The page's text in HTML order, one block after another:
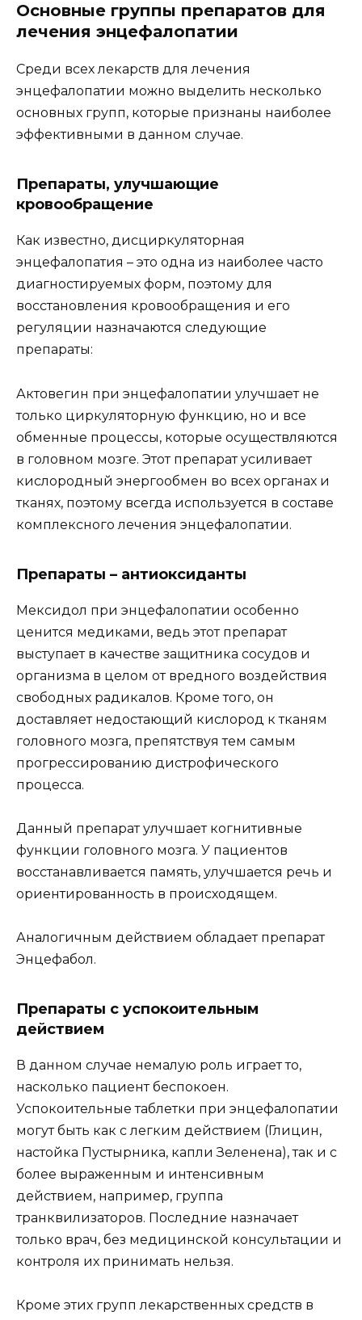
Основные группы препаратов для
лечения энцефалопатии
Среди всех лекарств для лечения
энцефалопатии можно выделить несколько
основных групп, которые признаны наиболее
эффективными в данном случае.
Препараты, улучшающие
кровообращение
Как известно, дисциркуляторная
энцефалопатия – это одна из наиболее часто
диагностируемых форм, поэтому для
восстановления кровообращения и его
регуляции назначаются следующие
препараты:
Актовегин при энцефалопатии улучшает не
только циркуляторную функцию, но и все
обменные процессы, которые осуществляются
в головном мозге. Этот препарат усиливает
кислородный энергообмен во всех органах и
тканях, поэтому всегда используется в составе
комплексного лечения энцефалопатии.
Препараты – антиоксиданты
Мексидол при энцефалопатии особенно
ценится медиками, ведь этот препарат
выступает в качестве защитника сосудов и
организма в целом от вредного воздействия
свободных радикалов. Кроме того, он
доставляет недостающий кислород к тканям
головного мозга, препятствуя тем самым
прогрессированию дистрофического
процесса.
Данный препарат улучшает когнитивные
функции головного мозга. У пациентов
восстанавливается память, улучшается речь и
ориентированность в происходящем.
Аналогичным действием обладает препарат
Энцефабол.
Препараты с успокоительным
действием
В данном случае немалую роль играет то,
насколько пациент беспокоен.
Успокоительные таблетки при энцефалопатии
могут быть как с легким действием (Глицин,
настойка Пустырника, капли Зеленена), так и с
более выраженным и интенсивным
действием, например, группа
транквилизаторов. Последние назначает
только врач, без медицинской консультации и
контроля их принимать нельзя.
Кроме этих групп лекарственных средств в